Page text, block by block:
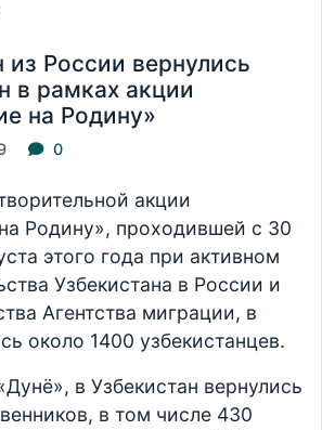
из России вернулись
в рамках акции
на Родину»
0
акции
Родину», проходившей с 30
этого года при активном
Узбекистана в России и
Агентства миграции, в
около 1400 узбекистанцев.
в Узбекистан вернулись
в том числе 430